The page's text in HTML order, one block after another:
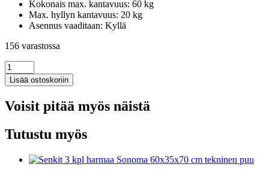
Kokonais max. kantavuus: 60 kg
Max. hyllyn kantavuus: 20 kg
Asennus vaaditaan: Kyllä
156 varastossa
Senkki
musta
tammi
cm
puu
määrä
Lisää ostoskoriin
Voisit pitää myös näistä
Tutustu myös